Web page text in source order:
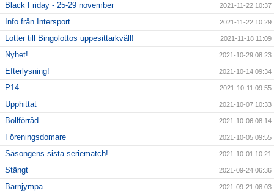
Black Friday - 25-29 november 2021-11-22 10:37
Info från Intersport 2021-11-22 10:29
Lotter till Bingolottos uppesittarkväll! 2021-11-18 11:09
Nyhet! 2021-10-29 08:23
Efterlysning! 2021-10-14 09:34
P14 2021-10-11 09:55
Upphittat 2021-10-07 10:33
Bollförråd 2021-10-06 08:14
Föreningsdomare 2021-10-05 09:55
Säsongens sista seriematch! 2021-10-01 10:21
Stängt 2021-09-24 06:36
Barnjympa 2021-09-21 08:03